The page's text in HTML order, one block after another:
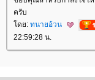
ครับ
ดย: ทนายอ้วน
22:59:28 น.